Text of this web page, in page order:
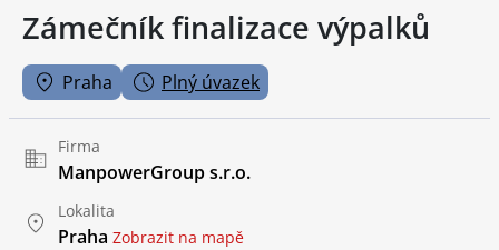
Zámečník finalizace výpalků
Praha Plný úvazek
Firma
ManpowerGroup s.r.o.
Lokalita
Praha Zobrazit na mapě